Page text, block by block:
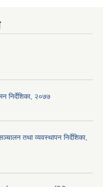
निर्देशिका, २०७७
तथा व्यवस्थापन निर्देशिका,